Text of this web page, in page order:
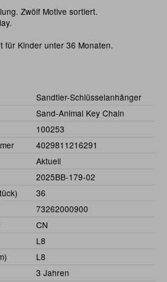
Zwölf Motive sortiert.
für Kinder unter 36 Monaten.
Sandtier-Schlüsselanhänger
Sand-Animal Key Chain
100253
4029811216291
Aktuell
2025BB-179-02
36
73262000900
CN
L8
L8
3 Jahren